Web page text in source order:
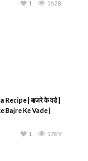
1628
1
Recipe | बाजरे के वडे |
Bajre Ke Vade |
1789
1